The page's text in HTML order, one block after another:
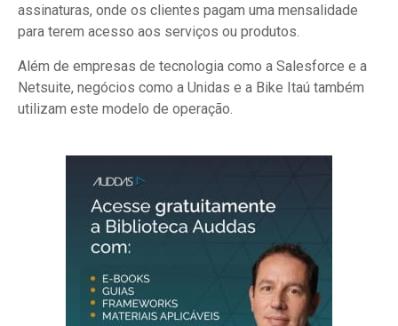
assinaturas, onde os clientes pagam uma mensalidade
para terem acesso aos serviços ou produtos.
Além de empresas de tecnologia como a Salesforce e a
Netsuite, negócios como a Unidas e a Bike Itaú também
utilizam este modelo de operação.